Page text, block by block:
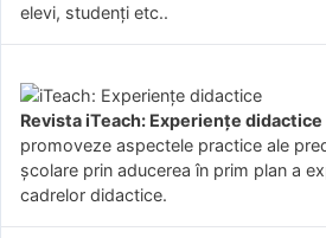
elevi, studenți etc..
Revista iTeach: Experienţe didactice
promoveze aspectele practice ale
şcolare prin aducerea în prim plan a
cadrelor didactice.